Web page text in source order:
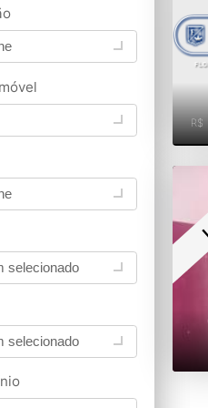
selecionado
selecionado
R$